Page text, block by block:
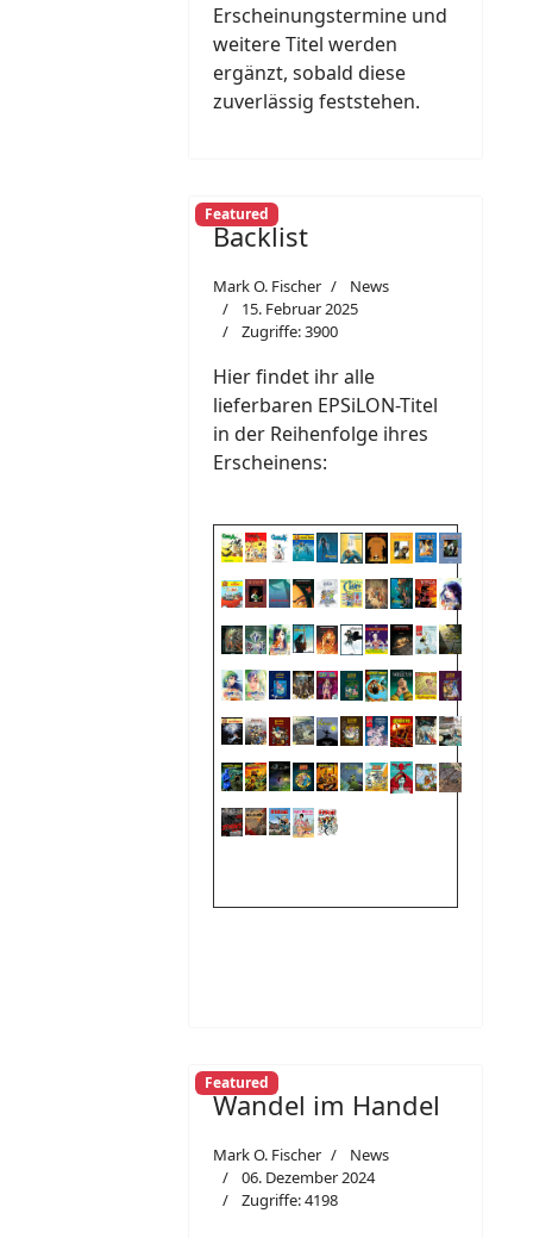
Erscheinungstermine und
weitere Titel werden
ergänzt, sobald diese
zuverlässig feststehen.
Featured
Backlist
Mark O. Fischer
News
15. Februar 2025
Zugriffe: 3900
Hier findet ihr alle
lieferbaren EPSiLON-Titel
in der Reihenfolge ihres
Erscheinens:
Featured
Wandel im Handel
Mark O. Fischer
News
06. Dezember 2024
Zugriffe: 4198